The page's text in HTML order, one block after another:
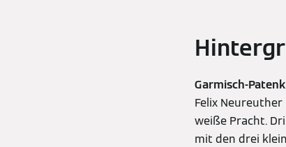
Garmisch-
Felix
weiße Pracht.
mit den drei